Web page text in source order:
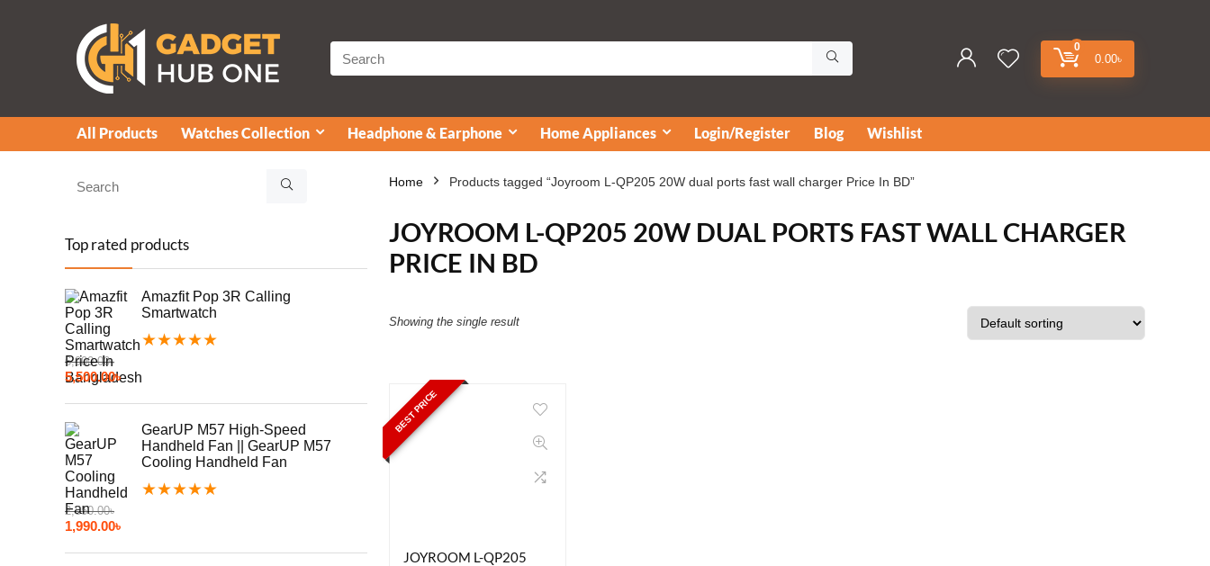
0
0.00৳
All Products Watches Collection Headphone & Earphone Home Appliances Login/Register Blog Wishlist
Top rated products
Amazfit Pop 3R Calling
Smartwatch
★★★★★
6,000.00৳
5,500.00৳
GearUP M57 High-Speed
Handheld Fan || GearUP M57
Cooling Handheld Fan
★★★★★
2,850.00৳
1,990.00৳
Home Products tagged “Joyroom L-QP205 20W dual ports fast wall charger Price In BD”
JOYROOM L-QP205 20W DUAL PORTS FAST WALL CHARGER
PRICE IN BD
Showing the single result
BEST PRICE
JOYROOM L-QP205